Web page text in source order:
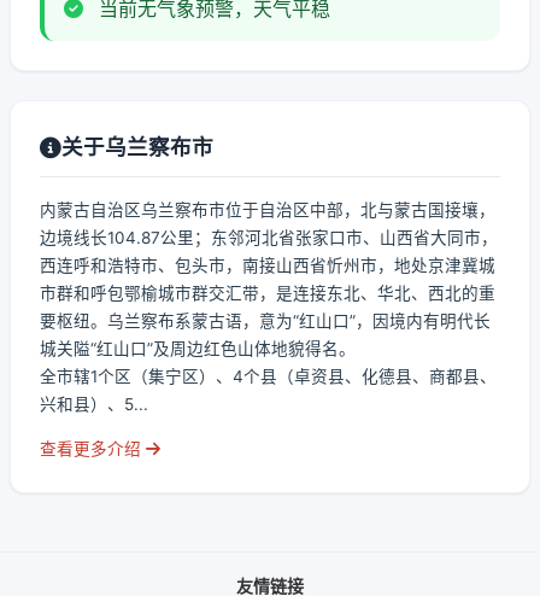
当前无气象预警，天气平稳
关于乌兰察布市
内蒙古自治区乌兰察布市位于自治区中部，北与蒙古国接壤，
边境线长104.87公里；东邻河北省张家口市、山西省大同市，
西连呼和浩特市、包头市，南接山西省忻州市，地处京津冀城
市群和呼包鄂榆城市群交汇带，是连接东北、华北、西北的重
要枢纽。乌兰察布系蒙古语，意为“红山口”，因境内有明代长
城关隘“红山口”及周边红色山体地貌得名。
全市辖1个区（集宁区）、4个县（卓资县、化德县、商都县、
兴和县）、5...
查看更多介绍
友情链接